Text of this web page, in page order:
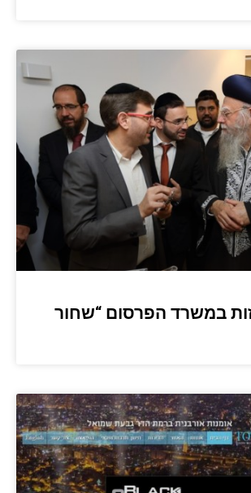
במשרד הפרסום “שחור